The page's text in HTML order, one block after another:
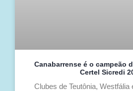
Canabarrense é o campeão
Certel Sicredi
Clubes de Teutônia, Westfália